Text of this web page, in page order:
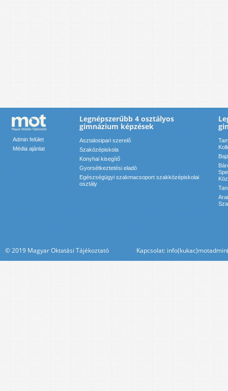
Admin felület
Média ajánlat
Legnépszerűbb 4 osztályos
gimnázium képzések
Asztalosipari szerelő
Szaközépiskola
Konyhai kisegítő
Gyorsétkeztetési eladó
Egészségügyi szakmacsoport szakközépiskolai
osztály
© 2019 Magyar Oktatási Tájékoztató Kapcsolat: